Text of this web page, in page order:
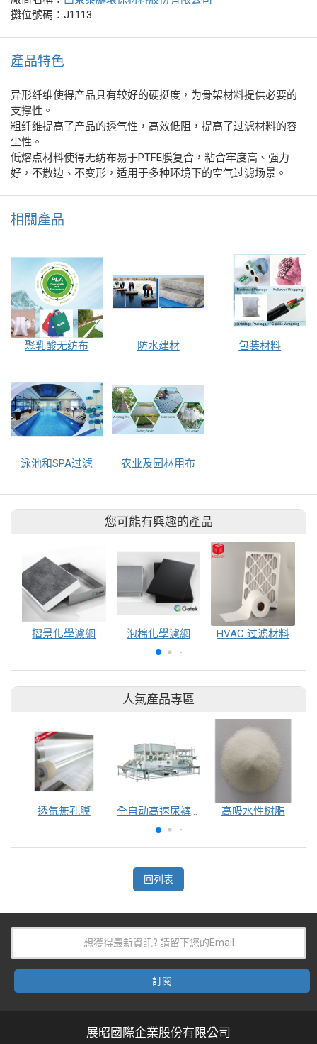
攤位號碼：J1113
產品特色
异形纤维使得产品具有较好的硬挺度，为骨架材料提供必要的
支撑性。
粗纤维提高了产品的透气性，高效低阻，提高了过滤材料的容
尘性。
低熔点材料使得无纺布易于PTFE膜复合，粘合牢度高、强力
好，不散边、不变形，适用于多种环境下的空气过滤场景。
相關產品
聚乳酸无纺布 防水建材 包装材料
泳池和SPA过滤 农业及园林用布
您可能有興趣的產品
摺景化學濾網 泡棉化學濾網 HVAC 过滤材料
人氣產品專區
透氣無孔膜 全自动高速尿裤包装机（自动换号） 高吸水性树脂
回列表
展昭國際企業股份有限公司